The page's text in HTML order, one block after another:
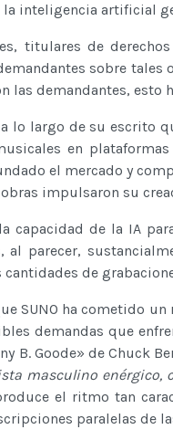
inteligencia artificial
titulares de
sobre
las demandantes,
lo largo de su escrito
en
el mercado y
impulsaron su
capacidad de la IA
parecer,
de
SUNO ha cometido
demandas que
B. Goode» de Chuck
masculino
el ritmo tan
paralelas de